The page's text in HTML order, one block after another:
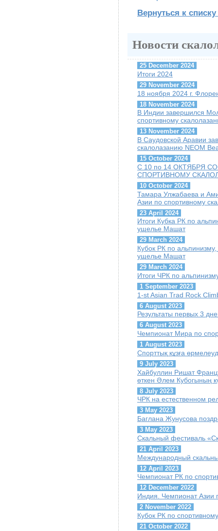
Вернуться к списку
Новости
25 December 2024
Итоги 2024
29 November 2024
18 ноября 2024 г.
18 November 2024
В Индии завершился
спортивному
13 November 2024
В Саудовской Аравии
скалолазанию NEOM
15 October 2024
С 10 по 14 ОКТЯБРЯ
СПОРТИВНОМУ
10 October 2024
Тамара Улжабаева и
Азии по спортивному
23 April 2024
Итоги Кубка РК по
ущелье Машат
29 March 2024
Кубок РК по
ущелье Машат
29 March 2024
Итоги ЧРК по
1 September 2023
1-st Asian Trad Rock
6 August 2023
Результаты первых 3
6 August 2023
Чемпионат Мира по
1 August 2023
Спорттық құзға
9 July 2023
Хайбуллин Ришат
өткен Әлем Кубогының
8 July 2023
ЧРК на естественном
3 May 2023
Баглана Жунусова
3 May 2023
Скальный фестиваль
21 April 2023
Международный
12 April 2023
Чемпионат РК по
12 December 2022
Индия. Чемпионат Азии
2 November 2022
Кубок РК по
21 October 2022